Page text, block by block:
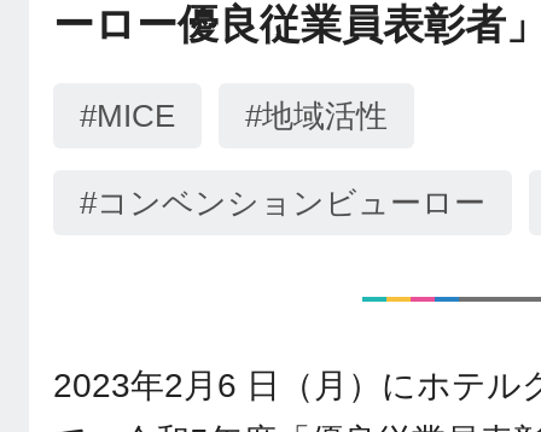
ーロー優良従業員表彰者
#MICE #地域活性
#コンベンションビューロー
2023年2月6 日（月）にホテル